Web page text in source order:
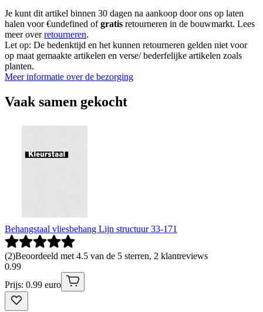
Je kunt dit artikel binnen 30 dagen na aankoop door ons op laten
halen voor €undefined ofgratis retourneren in de bouwmarkt. Lees
meer overretourneren.
Let op: De bedenktijd en het kunnen retourneren gelden niet voor
op maat gemaakte artikelen en verse/ bederfelijke artikelen zoals
planten.
Meer informatie over de bezorging
Vaak samen gekocht
Behangstaal vliesbehang Lijn structuur 33-171
(2)Beoordeeld met 4.5 van de 5 sterren, 2 klantreviews
0.99
Prijs: 0.99 euro